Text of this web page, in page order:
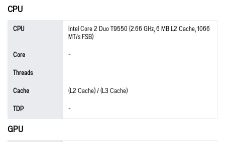
CPU
CPU Intel Core 2 Duo T9550 (2.66 GHz, 6 MB L2 Cache, 1066
MT/s FSB)
Core
-
Threads
Cache
(L2 Cache) / (L3 Cache)
TDP
-
GPU